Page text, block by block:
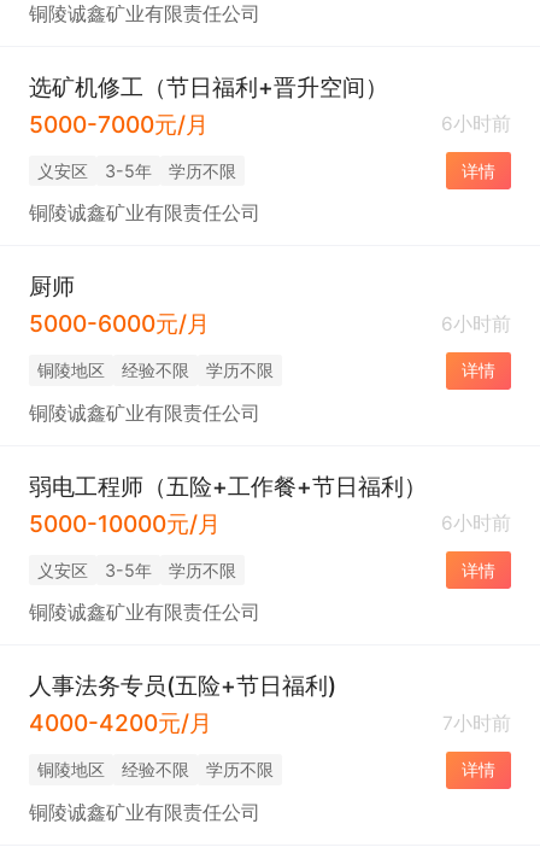
铜陵诚鑫矿业有限责任公司
选矿机修工（节日福利+晋升空间）
5000-7000元/月
6小时前
义安区 3-5年 学历不限 详情
铜陵诚鑫矿业有限责任公司
厨师
5000-6000元/月
6小时前
铜陵地区 经验不限 学历不限 详情
铜陵诚鑫矿业有限责任公司
弱电工程师（五险+工作餐+节日福利）
5000-10000元/月
6小时前
义安区 3-5年 学历不限 详情
铜陵诚鑫矿业有限责任公司
人事法务专员(五险+节日福利)
4000-4200元/月
7小时前
铜陵地区 经验不限 学历不限 详情
铜陵诚鑫矿业有限责任公司